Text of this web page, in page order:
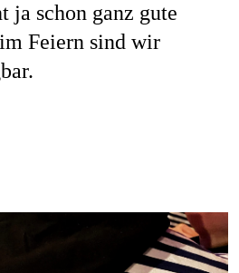
ja schon ganz gute
Feiern sind wir